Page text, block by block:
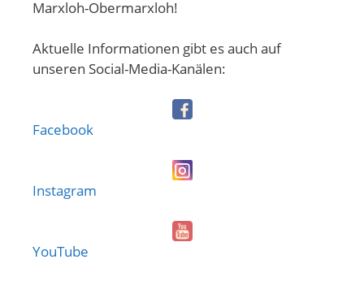
Marxloh-Obermarxloh!
Aktuelle Informationen gibt es auch auf
unseren Social-Media-Kanälen:
Facebook
Instagram
YouTube